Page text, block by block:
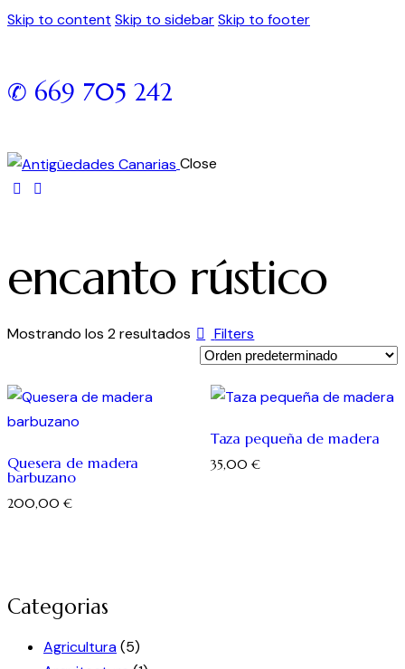
Skip to content Skip to sidebarSkip to footer
✆ 669 705 242
Close
encanto rústico
Mostrando los 2 resultados Filters
Quesera de madera
barbuzano
200,00 €
Taza pequeña de madera
35,00 €
Categorias
Agricultura(5)